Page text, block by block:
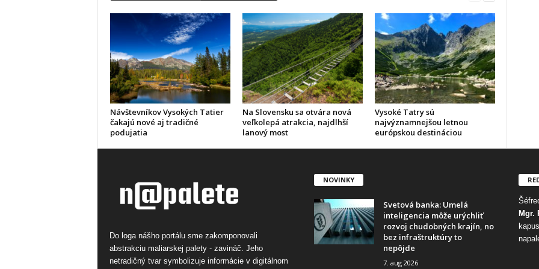
Návštevníkov Vysokých Tatier
čakajú nové aj tradičné
podujatia
Na Slovensku sa otvára nová
veľkolepá atrakcia, najdlhší
lanový most
Vysoké Tatry sú
najvýznamnejšou letnou
európskou destináciou
Do loga nášho portálu sme zakomponovali
abstrakciu maliarskej palety - zavináč. Jeho
netradičný tvar symbolizuje informácie v digitálnom
NOVINKY
Svetová banka: Umelá
inteligencia môže urýchliť
rozvoj chudobných krajín, no
bez infraštruktúry to
nepôjde
7. aug 2026
Mgr.